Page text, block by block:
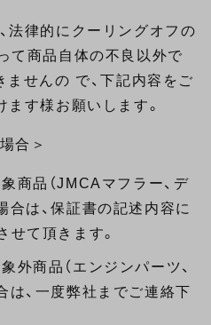
法律的にクーリングオフの
て商品自体の不良以外で
ませんの で、下記内容をご
ます様お願いします。
合＞
商品（JMCAマフラー、デ
合は、保証書の記述内容に
せて頂きます。
外商品（エンジンパーツ、
は、一度弊社までご連絡下